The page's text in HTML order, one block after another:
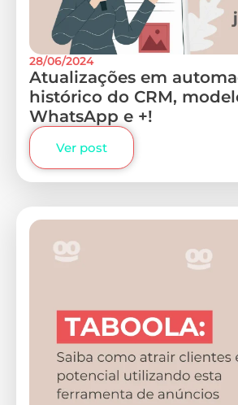
28/06/2024
Atualizações em
histórico do CRM,
WhatsApp e +!
Ver post